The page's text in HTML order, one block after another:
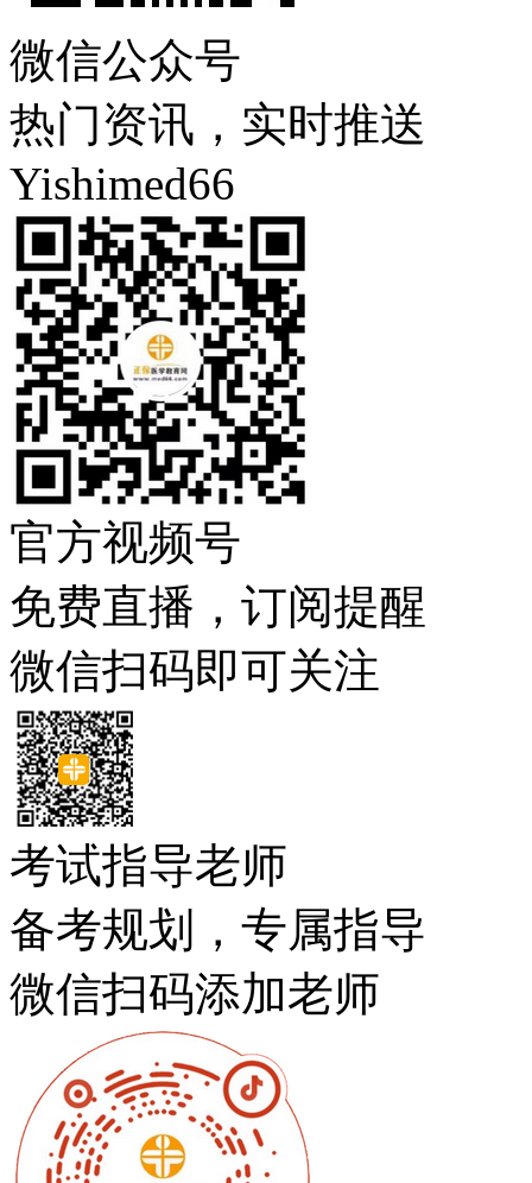
微信公众号
热门资讯，实时推送
Yishimed66
官方视频号
免费直播，订阅提醒
微信扫码即可关注
考试指导老师
备考规划，专属指导
微信扫码添加老师